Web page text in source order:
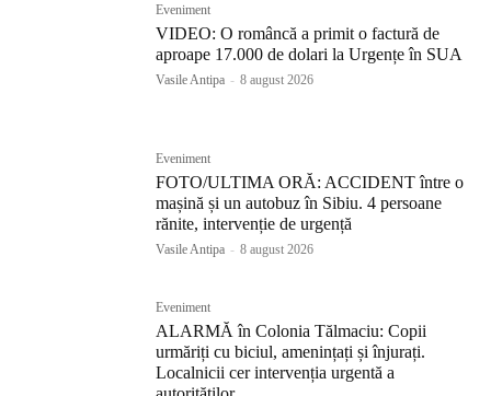
Eveniment
VIDEO: O româncă a primit o factură de
aproape 17.000 de dolari la Urgențe în SUA
Vasile Antipa - 8 august 2026
Eveniment
FOTO/ULTIMA ORĂ: ACCIDENT între o
mașină și un autobuz în Sibiu. 4 persoane
rănite, intervenție de urgență
Vasile Antipa - 8 august 2026
Eveniment
ALARMĂ în Colonia Tălmaciu: Copii
urmăriți cu biciul, amenințați și înjurați.
Localnicii cer intervenția urgentă a